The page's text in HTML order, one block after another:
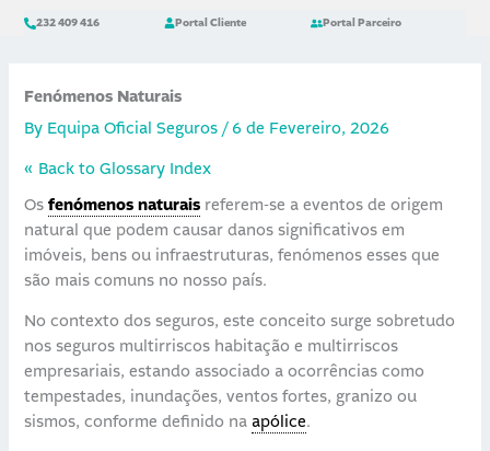
content
232 409 416 Portal Cliente Portal Parceiro
Fenómenos Naturais
By Equipa Oficial Seguros/ 6 de Fevereiro, 2026
« Back to Glossary Index
Osfenómenos naturais referem-se a eventos de origem
natural que podem causar danos significativos em
imóveis, bens ou infraestruturas, fenómenos esses que
são mais comuns no nosso país.
No contexto dos seguros, este conceito surge sobretudo
nos seguros multirriscos habitação e multirriscos
empresariais, estando associado a ocorrências como
tempestades, inundações, ventos fortes, granizo ou
sismos, conforme definido naapólice.